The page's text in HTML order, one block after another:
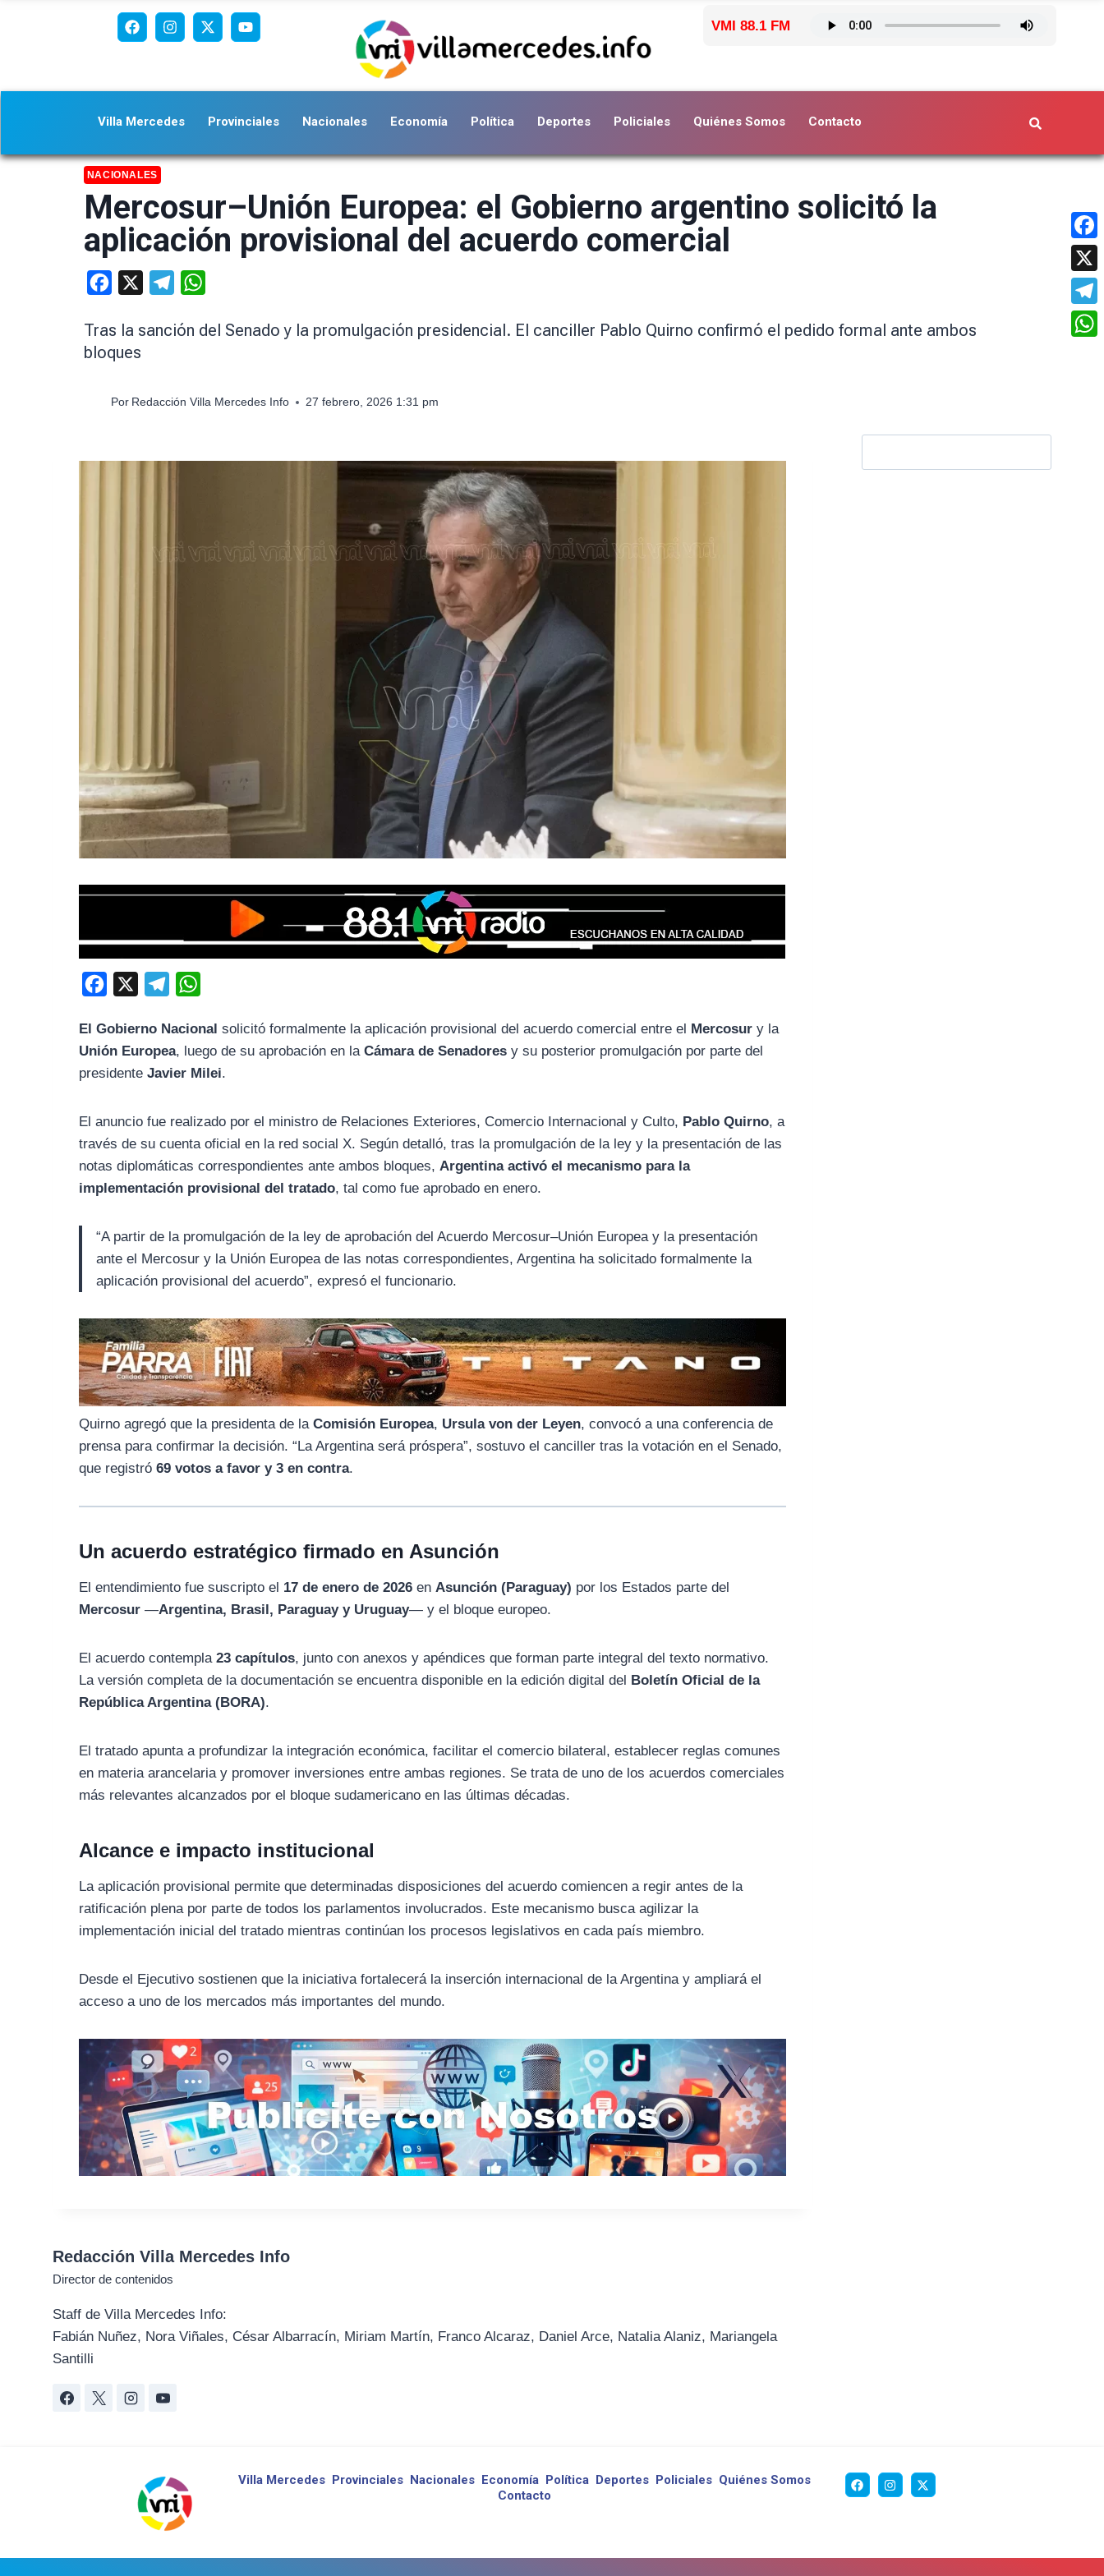
VMI 88.1 FM
Villa Mercedes Provinciales Nacionales Economía Política Deportes Policiales Quiénes Somos Contacto
NACIONALES
Mercosur–Unión Europea: el Gobierno argentino solicitó la
aplicación provisional del acuerdo comercial
Facebook Telegram
Tras la sanción del Senado y la promulgación presidencial. El canciller Pablo Quirno confirmó el pedido formal ante ambos
bloques
Por Redacción Villa Mercedes Info 27 febrero, 2026 1:31 pm
c
e
b
l
e
g
a
t
s
El Gobierno Nacional solicitó formalmente la aplicación provisional del acuerdo comercial entre el Mercosur y la
Unión Europea, luego de su aprobación en laCámara de Senadores y su posterior promulgación por parte del
presidenteJavier Milei.
El anuncio fue realizado por el ministro de Relaciones Exteriores, Comercio Internacional y Culto, Pablo Quirno, a
través de su cuenta oficial en la red social X. Según detalló, tras la promulgación de la ley y la presentación de las
notas diplomáticas correspondientes ante ambos bloques,Argentina activó el mecanismo para la
implementación provisional del tratado, tal como fue aprobado en enero.
“A partir de la promulgación de la ley de aprobación del Acuerdo Mercosur–Unión Europea y la presentación
ante el Mercosur y la Unión Europea de las notas correspondientes, Argentina ha solicitado formalmente la
aplicación provisional del acuerdo”, expresó el funcionario.
Quirno agregó que la presidenta de laComisión Europea, Ursula von der Leyen, convocó a una conferencia de
prensa para confirmar la decisión. “La Argentina será próspera”, sostuvo el canciller tras la votación en el Senado,
que registró69 votos a favor y 3 en contra.
Un acuerdo estratégico firmado en Asunción
El entendimiento fue suscripto el 17 de enero de 2026 en Asunción (Paraguay) por los Estados parte del
Mercosur —Argentina, Brasil, Paraguay y Uruguay— y el bloque europeo.
El acuerdo contempla23 capítulos, junto con anexos y apéndices que forman parte integral del texto normativo.
La versión completa de la documentación se encuentra disponible en la edición digital del Boletín Oficial de la
República Argentina (BORA).
El tratado apunta a profundizar la integración económica, facilitar el comercio bilateral, establecer reglas comunes
en materia arancelaria y promover inversiones entre ambas regiones. Se trata de uno de los acuerdos comerciales
más relevantes alcanzados por el bloque sudamericano en las últimas décadas.
Alcance e impacto institucional
La aplicación provisional permite que determinadas disposiciones del acuerdo comiencen a regir antes de la
ratificación plena por parte de todos los parlamentos involucrados. Este mecanismo busca agilizar la
implementación inicial del tratado mientras continúan los procesos legislativos en cada país miembro.
Desde el Ejecutivo sostienen que la iniciativa fortalecerá la inserción internacional de la Argentina y ampliará el
acceso a uno de los mercados más importantes del mundo.
Redacción Villa Mercedes Info
Director de contenidos
Staff de Villa Mercedes Info:
Fabián Nuñez, Nora Viñales, César Albarracín, Miriam Martín, Franco Alcaraz, Daniel Arce, Natalia Alaniz, Mariangela
Santilli
Villa Mercedes Provinciales Nacionales Economía Política Deportes Policiales Quiénes Somos
Contacto
X